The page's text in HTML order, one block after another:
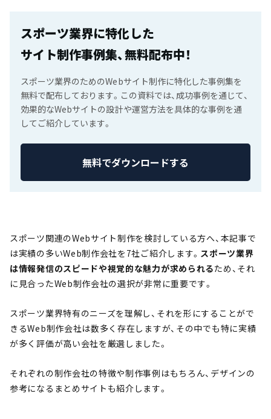
スポーツ業界に特化した
サイト制作事例集、無料配布中！
スポーツ業界のためのWebサイト制作に特化した事例集を
無料で配布しております。この資料では、成功事例を通じて、
効果的なWebサイトの設計や運営方法を具体的な事例を通
してご紹介しています。
無料でダウンロードする
スポーツ関連のWebサイト制作を検討している方へ、本記事で
は実績の多いWeb制作会社を7社ご紹介します。 スポーツ業界
は情報発信のスピードや視覚的な魅力が求められるため、それ
に見合ったWeb制作会社の選択が非常に重要です。
スポーツ業界特有のニーズを理解し、それを形にすることがで
きるWeb制作会社は数多く存在しますが、その中でも特に実績
が多く評価が高い会社を厳選しました。
それぞれの制作会社の特徴や制作事例はもちろん、デザインの
参考になるまとめサイトも紹介します。